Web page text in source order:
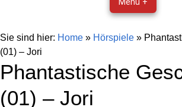
Menü +
Sie sind hier: Home » Hörspiele »
(01) – Jori
Phantastische
(01) – Jori